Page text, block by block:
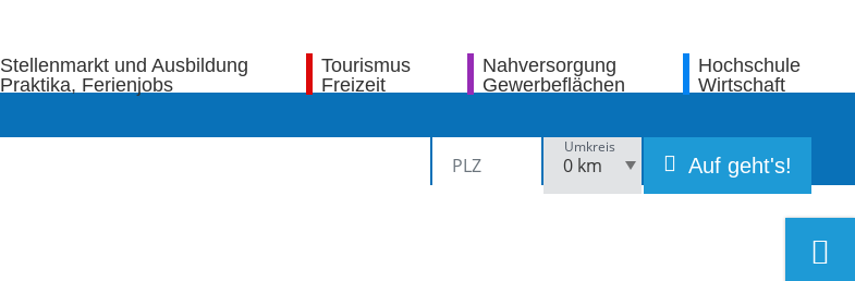
Stellenmarkt und Ausbildung
Praktika, Ferienjobs
Tourismus
Freizeit
Nahversorgung
Gewerbeflächen
Hochschule
Wirtschaft
Umkreis
Auf geht's!